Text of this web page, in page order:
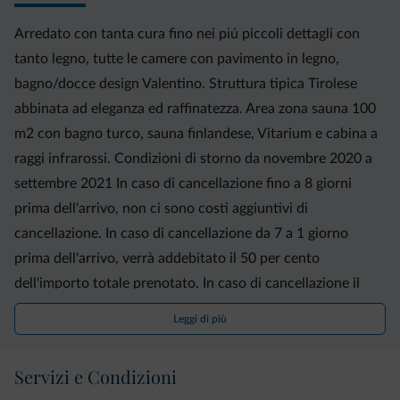
Arredato con tanta cura fino nei piú piccoli dettagli con
tanto legno, tutte le camere con pavimento in legno,
bagno/docce design Valentino. Struttura tipica Tirolese
abbinata ad eleganza ed raffinatezza. Area zona sauna 100
m2 con bagno turco, sauna finlandese, Vitarium e cabina a
raggi infrarossi. Condizioni di storno da novembre 2020 a
settembre 2021 In caso di cancellazione fino a 8 giorni
prima dell'arrivo, non ci sono costi aggiuntivi di
cancellazione. In caso di cancellazione da 7 a 1 giorno
prima dell'arrivo, verrà addebitato il 50 per cento
dell'importo totale prenotato. In caso di cancellazione il
giorno dell'arrivo, verrà addebitato il 100 per cento
dell'importo totale prenotato. In caso di partenza
applicano penali di cancellazione del 100 per cento
Leggi di più
Servizi e Condizioni